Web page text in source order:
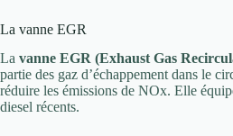
La vanne EGR
La vanne EGR (Exhaust Gas
partie des gaz d’échappement dans le
réduire les émissions de NOx. Elle
diesel récents.